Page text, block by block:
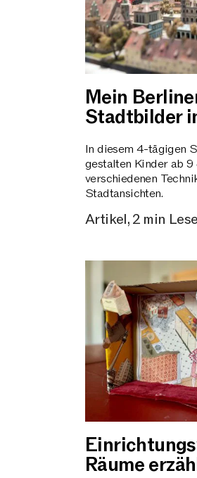
Mein
Stadtbilder
In diesem 4-tägigen
gestalten Kinder ab
verschiedenen
Stadtansichten.
Artikel, 2 min
Räume